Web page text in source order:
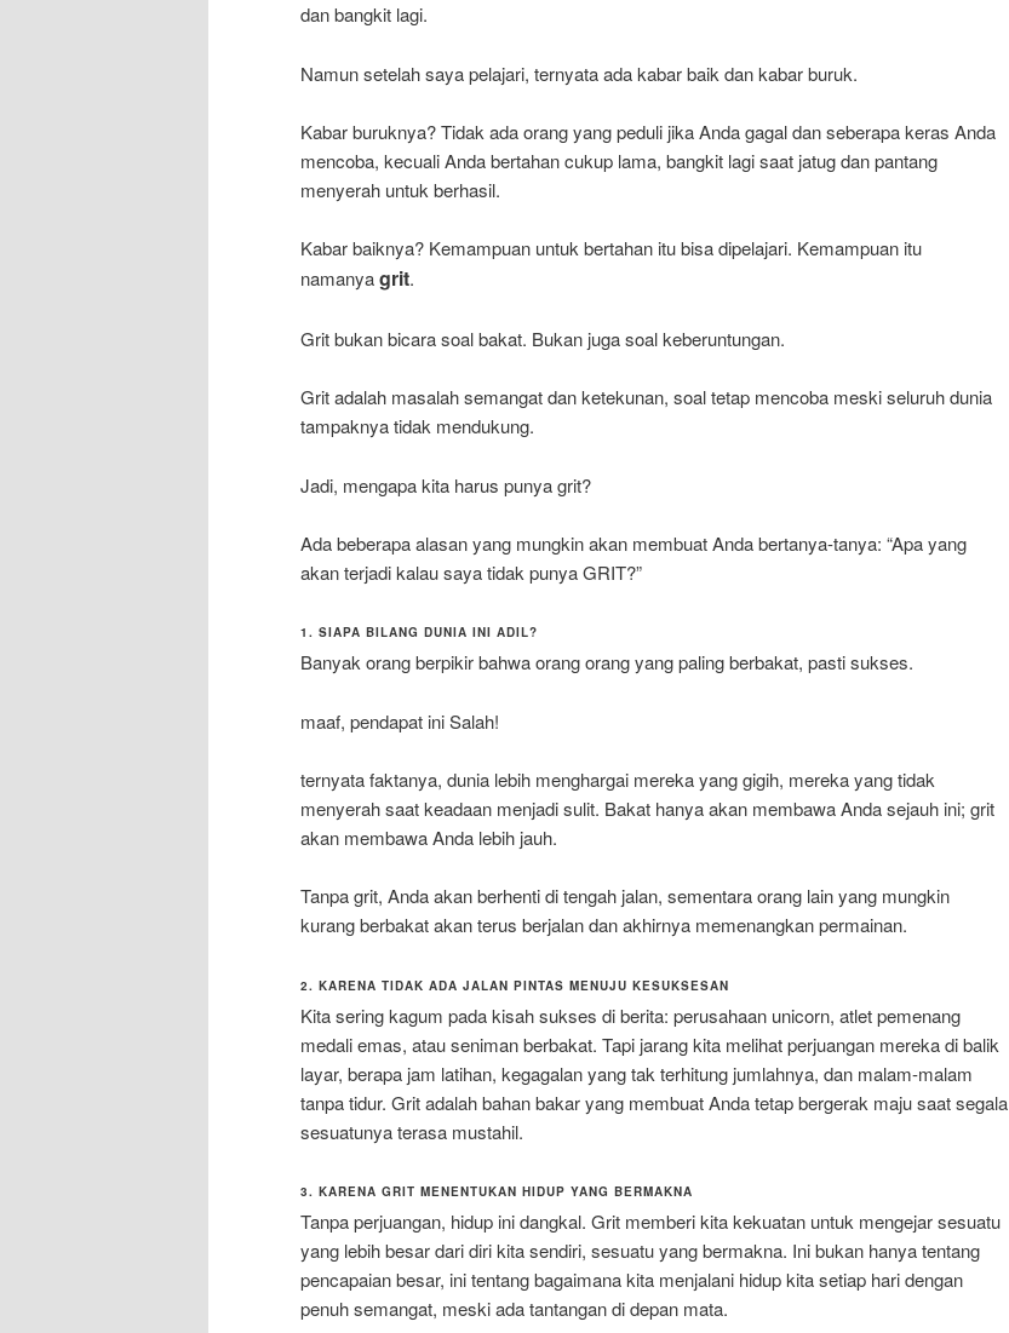
dan bangkit lagi.
Namun setelah saya pelajari, ternyata ada kabar baik dan kabar buruk.
Kabar buruknya? Tidak ada orang yang peduli jika Anda gagal dan seberapa keras Anda
mencoba, kecuali Anda bertahan cukup lama, bangkit lagi saat jatug dan pantang
menyerah untuk berhasil.
Kabar baiknya? Kemampuan untuk bertahan itu bisa dipelajari. Kemampuan itu
namanyagrit.
Grit bukan bicara soal bakat. Bukan juga soal keberuntungan.
Grit adalah masalah semangat dan ketekunan, soal tetap mencoba meski seluruh dunia
tampaknya tidak mendukung.
Jadi, mengapa kita harus punya grit?
Ada beberapa alasan yang mungkin akan membuat Anda bertanya-tanya: “Apa yang
akan terjadi kalau saya tidak punya GRIT?”
1. SIAPA BILANG DUNIA INI ADIL?
Banyak orang berpikir bahwa orang orang yang paling berbakat, pasti sukses.
maaf, pendapat ini Salah!
ternyata faktanya, dunia lebih menghargai mereka yang gigih, mereka yang tidak
menyerah saat keadaan menjadi sulit. Bakat hanya akan membawa Anda sejauh ini; grit
akan membawa Anda lebih jauh.
Tanpa grit, Anda akan berhenti di tengah jalan, sementara orang lain yang mungkin
kurang berbakat akan terus berjalan dan akhirnya memenangkan permainan.
2. KARENA TIDAK ADA JALAN PINTAS MENUJU KESUKSESAN
Kita sering kagum pada kisah sukses di berita: perusahaan unicorn, atlet pemenang
medali emas, atau seniman berbakat. Tapi jarang kita melihat perjuangan mereka di balik
layar, berapa jam latihan, kegagalan yang tak terhitung jumlahnya, dan malam-malam
tanpa tidur. Grit adalah bahan bakar yang membuat Anda tetap bergerak maju saat segala
sesuatunya terasa mustahil.
3. KARENA GRIT MENENTUKAN HIDUP YANG BERMAKNA
Tanpa perjuangan, hidup ini dangkal. Grit memberi kita kekuatan untuk mengejar sesuatu
yang lebih besar dari diri kita sendiri, sesuatu yang bermakna. Ini bukan hanya tentang
pencapaian besar, ini tentang bagaimana kita menjalani hidup kita setiap hari dengan
penuh semangat, meski ada tantangan di depan mata.